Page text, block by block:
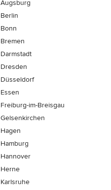
Augsburg
Berlin
Bonn
Bremen
Darmstadt
Dresden
Düsseldorf
Essen
Freiburg-im-Breisgau
Gelsenkirchen
Hagen
Hamburg
Hannover
Herne
Karlsruhe